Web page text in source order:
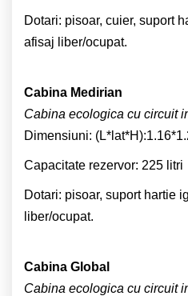
Dotari: pisoar, cuier, suport
afisaj liber/ocupat.
Cabina Medirian
Cabina ecologica cu circuit
Dimensiuni:
Capacitate rezervor: 225 litri
Dotari: pisoar, suport hartie
liber/ocupat.
Cabina Global
Cabina ecologica cu circuit